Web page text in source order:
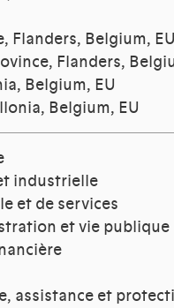
Flanders, Belgium,
Flanders,
Belgium, EU
Belgium, EU
industrielle
et de services
et vie publique
assistance et